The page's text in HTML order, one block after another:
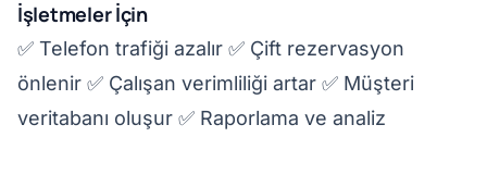
İşletmeler İçin
✅ Telefon trafiği azalır ✅ Çift rezervasyon
önlenir ✅ Çalışan verimliliği artar ✅ Müşteri
veritabanı oluşur ✅ Raporlama ve analiz